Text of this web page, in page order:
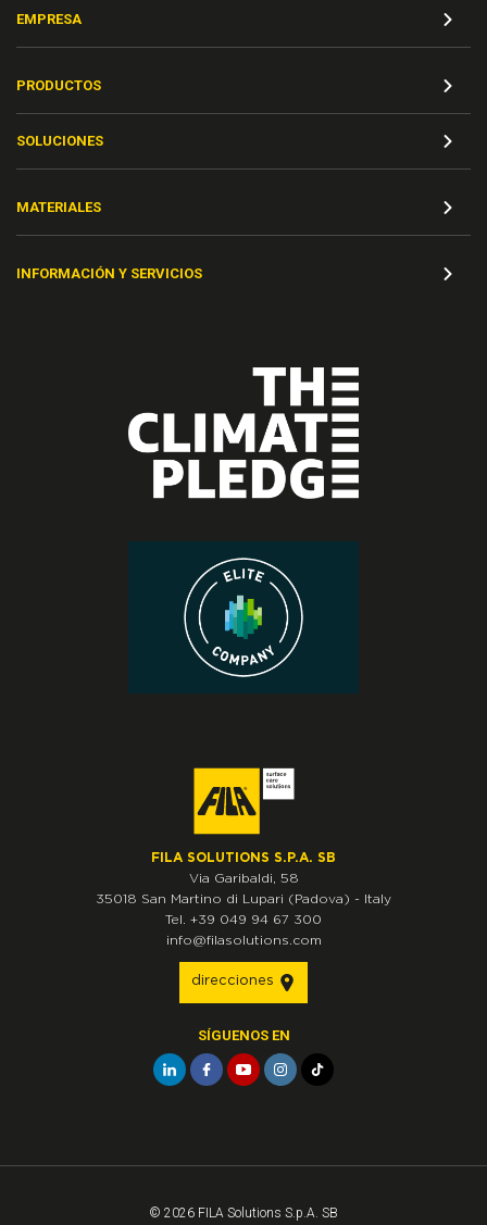
EMPRESA
PRODUCTOS
SOLUCIONES
MATERIALES
INFORMACIÓN Y SERVICIOS
FILA SOLUTIONS S.P.A. SB
Via Garibaldi, 58
35018 San Martino di Lupari (Padova) -
Italy
Tel. +39 049 94 67 300
info@filasolutions.com
direcciones
SÍGUENOS EN
© 2026 FILA Solutions S.p.A. SB